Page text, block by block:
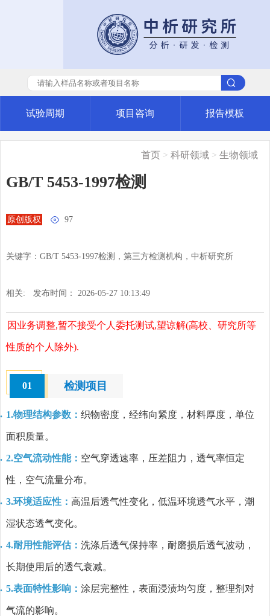
试验周期 项目咨询 报告模板
首页 >科研领域 >生物领域
GB/T 5453-1997检测
原创版权  97
关键字：GB/T 5453-1997检测，第三方检测机构，中析研究所
相关: 发布时间： 2026-05-27 10:13:49
因业务调整,暂不接受个人委托测试,望谅解(高校、研究所等
性质的个人除外).
01 检测项目
1.物理结构参数： 织物密度，经纬向紧度，材料厚度，单位
面积质量。
2.空气流动性能： 空气穿透速率，压差阻力，透气率恒定
性，空气流量分布。
3.环境适应性： 高温后透气性变化，低温环境透气水平，潮
湿状态透气变化。
4.耐用性能评估： 洗涤后透气保持率，耐磨损后透气波动，
长期使用后的透气衰减。
5.表面特性影响： 涂层完整性，表面浸渍均匀度，整理剂对
气流的影响。